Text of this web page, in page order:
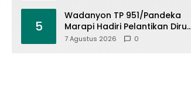
5
Wadanyon TP 951/Pandeka
Marapi Hadiri Pelantikan Dirut
PDAM Tirta Alami
7 Agustus 2026 0